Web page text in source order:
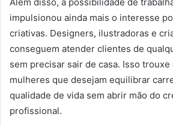
impulsionou ainda mais o interesse
criativas. Designers, ilustradoras e
conseguem atender clientes de
sem precisar sair de casa. Isso
mulheres que desejam equilibrar
qualidade de vida sem abrir mão do
profissional.